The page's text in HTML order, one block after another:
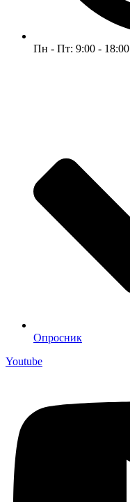
Пн - Пт: 9:00 - 18:00
Опросник
Youtube